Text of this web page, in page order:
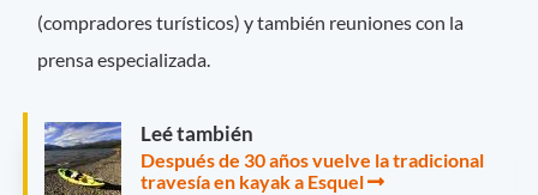
(compradores turísticos) y también reuniones con la
prensa especializada.
Leé también
Después de 30 años vuelve la tradicional
travesía en kayak a Esquel